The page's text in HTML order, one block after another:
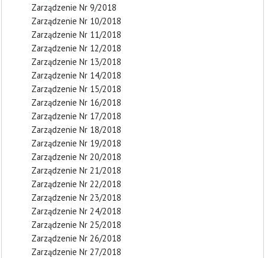
Zarządzenie Nr 9/2018
Zarządzenie Nr 10/2018
Zarządzenie Nr 11/2018
Zarządzenie Nr 12/2018
Zarządzenie Nr 13/2018
Zarządzenie Nr 14/2018
Zarządzenie Nr 15/2018
Zarządzenie Nr 16/2018
Zarządzenie Nr 17/2018
Zarządzenie Nr 18/2018
Zarządzenie Nr 19/2018
Zarządzenie Nr 20/2018
Zarządzenie Nr 21/2018
Zarządzenie Nr 22/2018
Zarządzenie Nr 23/2018
Zarządzenie Nr 24/2018
Zarządzenie Nr 25/2018
Zarządzenie Nr 26/2018
Zarządzenie Nr 27/2018